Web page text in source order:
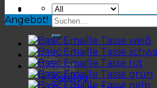
Home
Sortiment
Katalog
Angebot!